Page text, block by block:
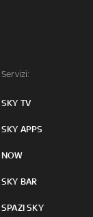
Servizi:
SKY TV
SKY APPS
NOW
SKY BAR
SPAZI SKY